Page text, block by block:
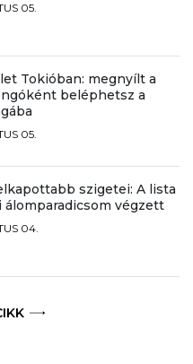
05.
Tokióban: megnyílt a
beléphetsz a
05.
szigetei: A lista
végzett
04.